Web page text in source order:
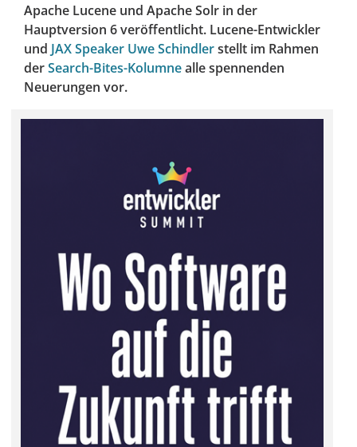
Apache Lucene und Apache Solr in der
Hauptversion 6 veröffentlicht. Lucene-Entwickler
und JAX Speaker Uwe Schindlerstellt im Rahmen
derSearch-Bites-Kolumnealle spennenden
Neuerungen vor.